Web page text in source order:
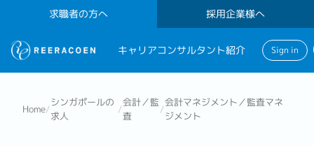
求職者の方へ 採用企業様へ
キャリアコンサルタント紹介 Sign in
Home/
シンガポールの
求人
/
会計／監
査
/
会計マネジメント／監査マネ
ジメント